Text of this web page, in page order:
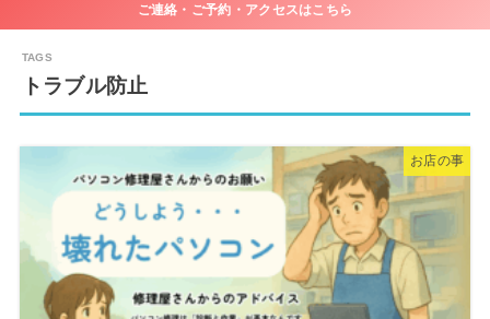
ご連絡・ご予約・アクセスはこちら
トラブル防止
お店の事